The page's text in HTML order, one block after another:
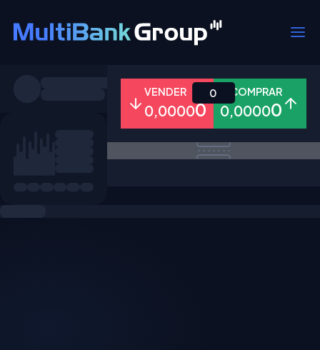
Todos Forex Metais Ações
VENDER
0,00000
COMPRAR
0,00000
0